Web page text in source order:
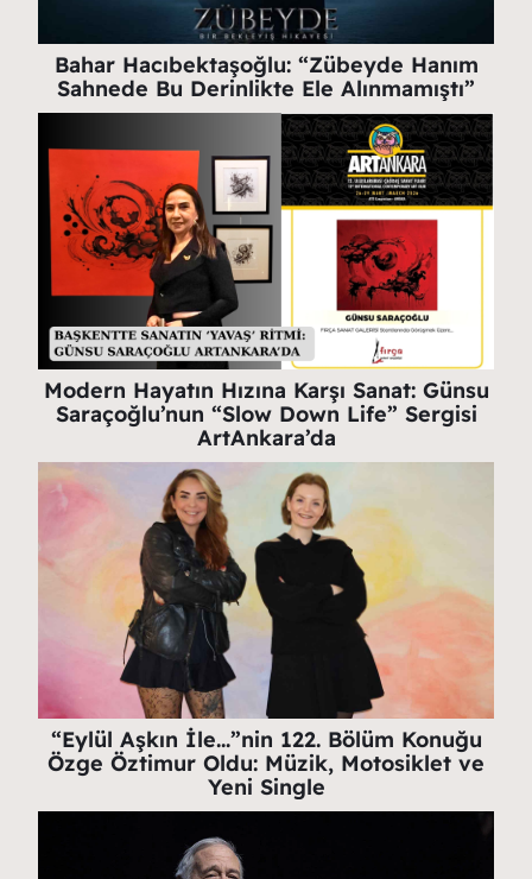
Bahar Hacıbektaşoğlu: “Zübeyde Hanım
Sahnede Bu Derinlikte Ele Alınmamıştı”
Modern Hayatın Hızına Karşı Sanat: Günsu
Saraçoğlu’nun “Slow Down Life” Sergisi
ArtAnkara’da
“Eylül Aşkın İle…”nin 122. Bölüm Konuğu
Özge Öztimur Oldu: Müzik, Motosiklet ve
Yeni Single